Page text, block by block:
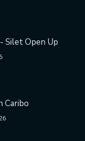
Silet Open Up
Caribo